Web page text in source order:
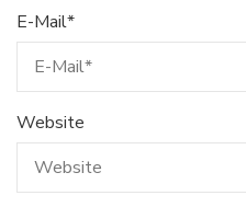
E-Mail*
Website